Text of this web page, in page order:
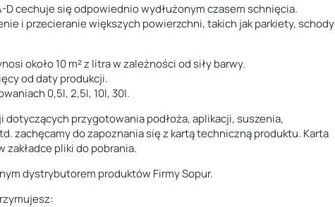
D cechuje się odpowiednio wydłużonym czasem schnięcia.
i przecieranie większych powierzchni, takich jak parkiety, schody
około 10 m² z litra w zależności od siły barwy.
od daty produkcji.
0,5l, 2,5l, 10l, 30l.
dotyczących przygotowania podłoża, aplikacji, suszenia,
zachęcamy do zapoznania się z kartą techniczną produktu. Karta
pliki do pobrania.
dystrybutorem produktów Firmy Sopur.